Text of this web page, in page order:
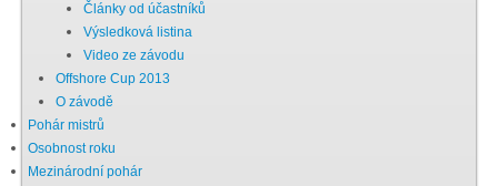
Oznámení
Členské příspěvky
Dokumenty ke stažení
Články od účastníků
Výsledková listina
Video ze závodu
Offshore Cup 2013
O závodě
Pohár mistrů
Osobnost roku
Mezinárodní pohár